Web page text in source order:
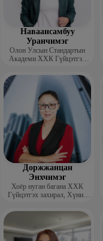
Наваансамбуу
Уранчимэг
Олон Улсын Стандартын
Академи ХХК Гүйцэтгэх
Доржжанцан
Энхчимэг
Хоёр нуган багана ХХК
Гүйцэтгэх захирал, Хүний
Докторант